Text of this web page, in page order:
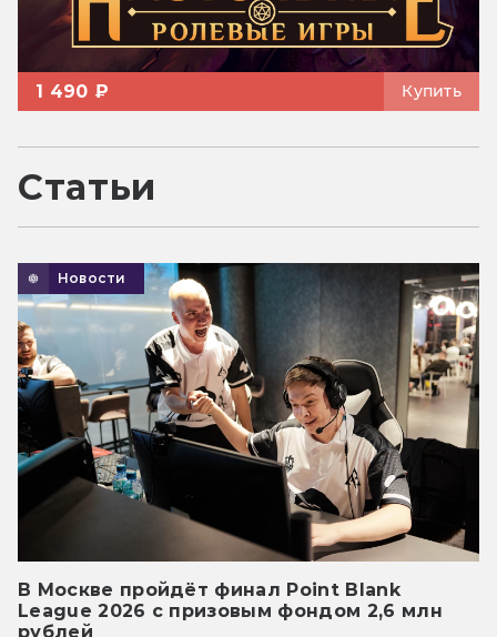
1 490 ₽ Купить
Статьи
Новости
В Москве пройдёт финал Point Blank
League 2026 с призовым фондом 2,6 млн
рублей